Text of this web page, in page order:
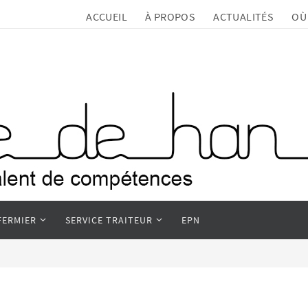
ACCUEIL À PROPOS ACTUALITÉS
SERVICE TRAITEUR EPN